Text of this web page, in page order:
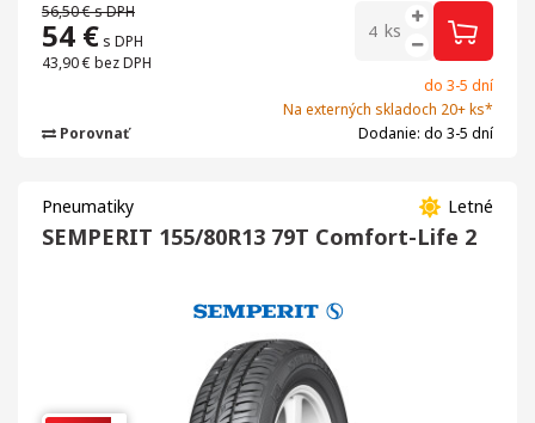
56,50 €s DPH
54 € s DPH
43,90 € bez DPH
ks
do 3-5 dní
Na externých skladoch 20+ ks*
Dodanie: do 3-5 dní
Porovnať
Letné
Pneumatiky
SEMPERIT 155/80R13 79T Comfort-Life 2